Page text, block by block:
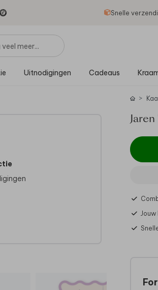
Snelle
Uitnodigingen Cadeaus